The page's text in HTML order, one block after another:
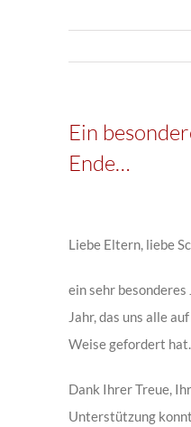
Ein
Ende…
grösseres
Liebe Eltern, liebe
ein sehr besonderes
Jahr, das uns alle
Weise gefordert hat.
Dank Ihrer Treue,
Unterstützung